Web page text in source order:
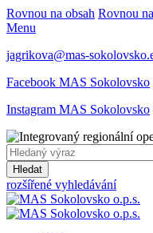
Rovnou na obsah Rovnou
Menu
jagrikova@mas-
Facebook MAS Sokolovsko
Instagram MAS Sokolovsko
Hledat
rozšířené vyhledávání